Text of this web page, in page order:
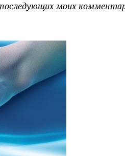
моих